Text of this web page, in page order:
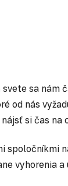
svete sa nám
od nás
si čas na
spoločníkmi
vyhorenia